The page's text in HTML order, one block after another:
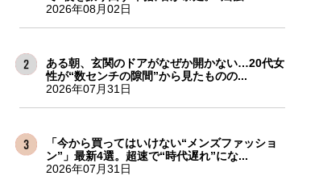
2026年08月02日
ある朝、玄関のドアがなぜか開かない…20代女
性が“数センチの隙間”から見たものの...
2026年07月31日
「今から買ってはいけない“メンズファッショ
ン”」最新4選。超速で“時代遅れ”にな...
2026年07月31日